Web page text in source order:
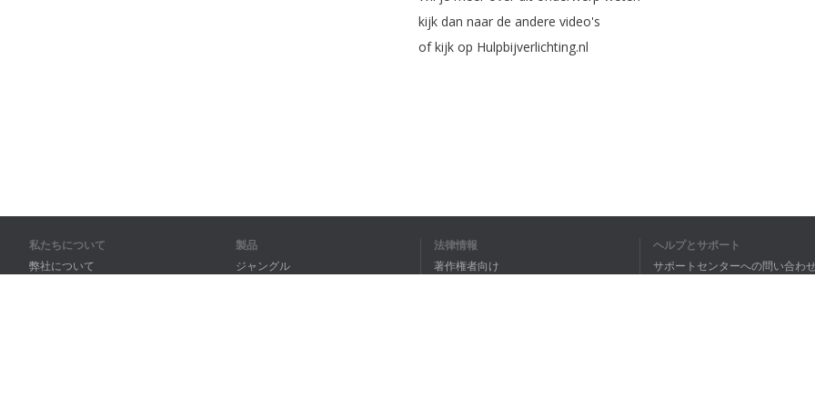
kijk dan naar de andere video's
of kijk op Hulpbijverlichting.nl
私たちについて
弊社について
製品
ジャングル
法律情報
著作権者向け
ヘルプとサポート
サポートセンターへの問い合わ